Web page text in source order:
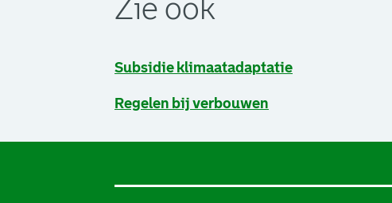
Zie ook
Subsidie klimaatadaptatie
Regelen bij verbouwen
. Link opent een externe pagina in een